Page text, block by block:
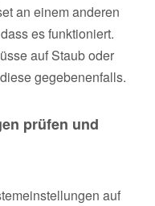
an einem anderen
es funktioniert.
auf Staub oder
gegebenenfalls.
prüfen und
auf